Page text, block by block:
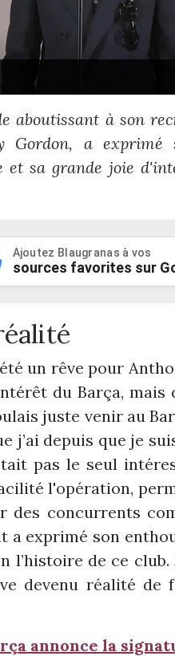
aboutissant à son
Gordon, a exprimé
et sa grande joie
Ajoutez Blaugranas à vos
sources favorites sur
un rêve pour
du Barça,
juste venir au
j’ai depuis que je
pas le seul
l'opération,
des concurrents
a exprimé son
l’histoire de ce
devenu réalité
annonce la